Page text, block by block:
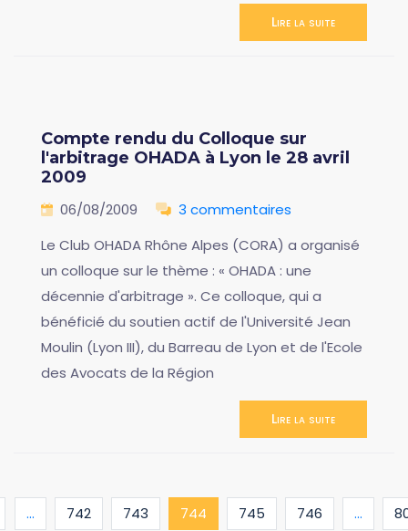
Lire la suite
Compte rendu du Colloque sur
l'arbitrage OHADA à Lyon le 28 avril
2009
06/08/2009
3 commentaires
Le Club OHADA Rhône Alpes (CORA) a organisé
un colloque sur le thème : « OHADA : une
décennie d'arbitrage ». Ce colloque, qui a
bénéficié du soutien actif de l'Université Jean
Moulin (Lyon III), du Barreau de Lyon et de l'Ecole
des Avocats de la Région
Lire la suite
... 742 743 744(current)
745 746 ...